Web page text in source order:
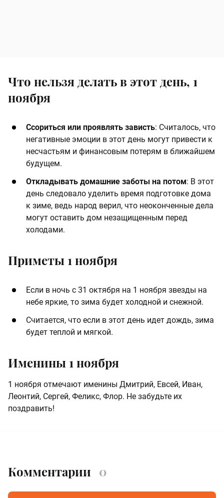
Что нельзя делать в этот день, 1
ноября
Ссориться или проявлять зависть: Считалось, что
негативные эмоции в этот день могут привести к
несчастьям и финансовым потерям в ближайшем
будущем.
Откладывать домашние заботы на потом: В этот
день следовало уделить время подготовке дома
к зиме, ведь народ верил, что неоконченные дела
могут оставить дом незащищенным перед
холодами.
Приметы 1 ноября
Если в ночь с 31 октября на 1 ноября звезды на
небе яркие, то зима будет холодной и снежной.
Считается, что если в этот день идет дождь, зима
будет теплой и мягкой.
Именины 1 ноября
1 ноября отмечают именины Дмитрий, Евсей, Иван,
Леонтий, Сергей, Феликс, Флор. Не забудьте их
поздравить!
Комментарии 0